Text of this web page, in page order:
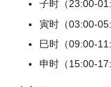
子时（23:00-
寅时（03:00-
巳时（09:00-
申时（15:00-